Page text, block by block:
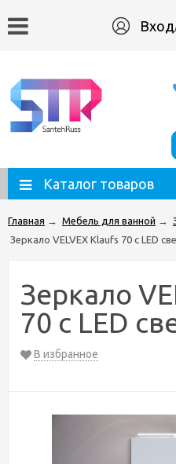
Вход
Каталог товаров
Главная → Мебель для ванной →
Зеркало VELVEX Klaufs 70 с LED
Зеркало
70 с LED
В избранное